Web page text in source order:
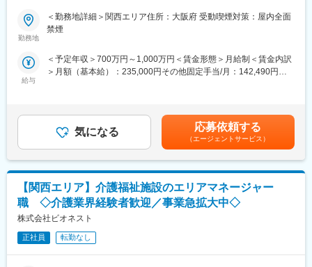
ど覚えることは多いですが、その分お客様からの信頼獲得へと繋
がり、結果として福祉用具を利用する方のお役に立てるやりがい
◎身につく福祉用具・介護業界の知識は、今後の高齢化社会での
パーソナルスキルに繋がります。
■当社の特徴・魅力：
パラマウントベッドホールディングス100％出資会社です。進展
ア環境の創造をテーマに事業を展開しています。
変更の範囲：会社の定める業務
介護・医療・障がい福祉事業を展開する当社にて、エリアマネー
ジャーとして5か所程度の複数事業所の統括マネジメントをお任せ
いたします。
■職務内容：
〇新規施設の立ち上げ、スタッフ採用・管理・教育・離職防止、
ど、連携先の開拓)
〇稼働、人員配置、コンプライアンスという3つの経営指標に基づ
く数字軸を中核にしたマネジメント
〇イノベーティブな企画・取り組みなどを通じてブランディング
の強化
■魅力：
【上位職へステップアップできます！】
5施設程度の施設を管理する『エリアマネージャー』（月給50万
円～）
勤務地
＜勤務地詳細＞関西エリア住所：大阪府 受動喫煙対策：屋内全面
禁煙
給与
＜予定年収＞700万円～1,000万円＜賃金形態＞月給制＜賃金内訳
＞月額（基本給）：235,000円その他固定手当/月：142,490円固
給与補足＞【上位職へステップアップできます！】5施設程度の施
設を管理する『エリアマネージャー』（月給50万円～） ↓事業部
門の責任者やグループ内の経営を担う『シニアマネージャー』
（年収1,500万円も可能）へステップアップしていくことができま
す！ぜひチャレンジしてください！賃金はあくまでも目安の金額
であり、選考を通じて上下する可能性があります。月給(月額)は固
定手当を含めた表記です。
気になる 応募依頼する
（エージェントサービス）
【関西エリア】介護福祉施設のエリアマネージャー
職 ◇介護業界経験者歓迎／事業急拡大中◇
株式会社ビオネスト
正社員 転勤なし